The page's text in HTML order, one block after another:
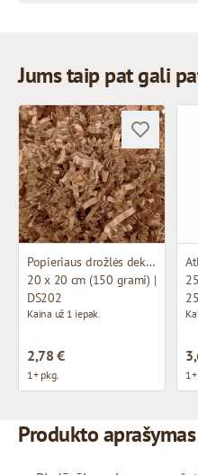
Jums taip pat gali
Popieriaus drožlės dekoravimui
20 x 20 cm (150 grami) |
DS202
Kaina už 1 iepak.
2,78 €
1+ pkg.
25
Produkto aprašymas